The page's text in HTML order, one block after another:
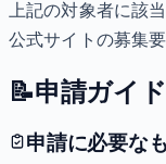
上記の対象者に該
公式サイトの募集
📝申請ガイド
申請に必要な